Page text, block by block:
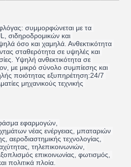
συμμορφώνεται με τα
σιδηροδρομικών και
όσο και χαμηλά. Ανθεκτικότητα
σταθερότητα σε υψηλές και
Υψηλή ανθεκτικότητα σε
με μικρό σύνολο συμπίεσης και
ποιότητας εξυπηρέτηση:24/7
μηχανικούς τεχνικής
εφαρμογών,
νέας ενέργειας, μπαταριών
αεροδιαστημικής τεχνολογίας,
τηλεπικοινωνιών,
επικοινωνίας, φωτισμός,
πολιτικά πλοία.